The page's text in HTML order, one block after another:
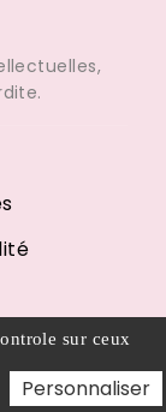
sur ceux
Personnaliser